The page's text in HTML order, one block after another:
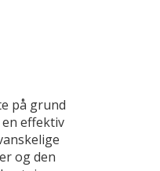
på grund
effektiv
og den